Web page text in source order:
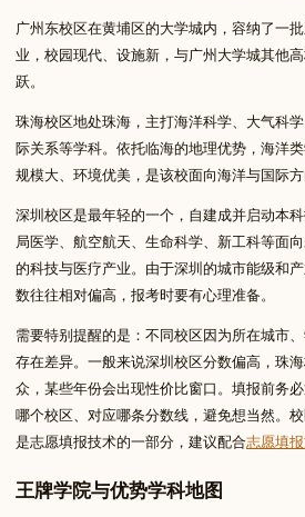
广州东校区在黄埔区的大学城内，容纳了一
业，校园现代、设施新，与广州大学城其他
跃。
珠海校区地处珠海，主打海洋科学、大气科
际关系等学科。依托临海的地理优势，海洋
规模大、环境优美，是该校面向海洋与国际方
深圳校区是最年轻的一个，自建成并启动本
局医学、航空航天、生命科学、新工科等面
的科技与医疗产业。由于深圳的城市能级和
数往往相对偏高，报考时要有心理准备。
需要特别提醒的是：不同校区因为所在城市
存在差异。一般来说深圳校区分数偏高，珠
众，某些年份会出现性价比窗口。填报前务
哪个校区、对应哪条分数线，避免想当然。
是志愿填报技术的一部分，建议配合志愿填
王牌学院与优势学科地图